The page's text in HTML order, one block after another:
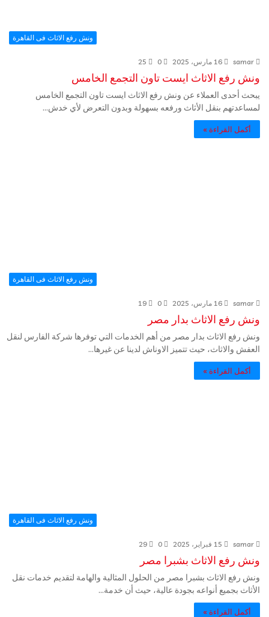
ونش رفع الاثاث فى القاهرة
samar 16 مارس، 2025 0
25
ونش رفع الاثاث ايست تاون التجمع الخامس
يبحث أحدى العملاء عن ونش رفع الاثاث ايست تاون التجمع الخامس
لمساعدتهم بنقل الأثاث ورفعه بسهولة وبدون التعرض لأي خدش…
أكمل القراءة »
ونش رفع الاثاث فى القاهرة
samar 16 مارس، 2025 0
19
ونش رفع الاثاث بدار مصر
ونش رفع الاثاث بدار مصر من أهم الخدمات التي توفرها شركة الفارس لنقل
العفش والاثاث، حيث تتميز الاوناش لدينا عن غيرها…
أكمل القراءة »
ونش رفع الاثاث فى القاهرة
samar 15 فبراير، 2025 0
29
ونش رفع الاثاث بشبرا مصر
ونش رفع الاثاث بشبرا مصر من الحلول المثالية والهامة لتقديم خدمات نقل
الأثاث بجميع أنواعه بجودة عالية، حيث أن خدمة…
أكمل القراءة »